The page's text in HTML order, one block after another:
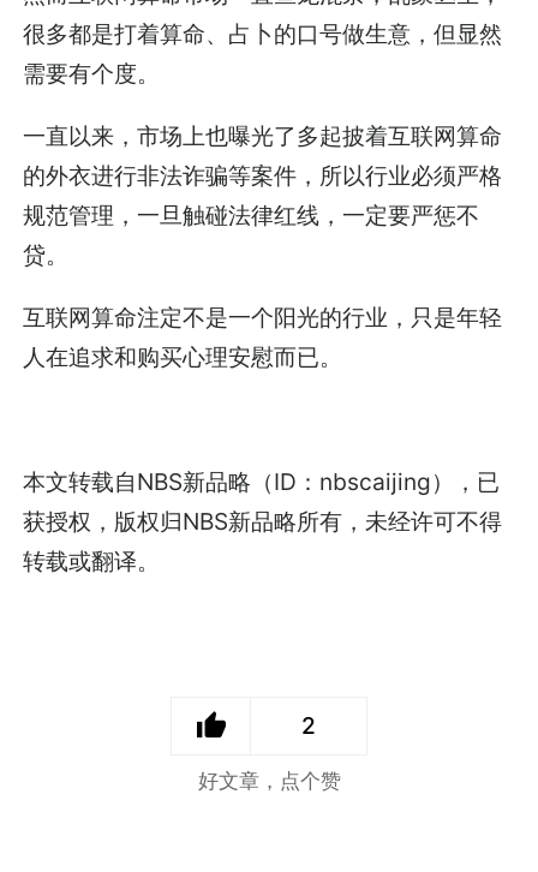
很多都是打着算命、占卜的口号做生意，但显然
需要有个度。
一直以来，市场上也曝光了多起披着互联网算命
的外衣进行非法诈骗等案件，所以行业必须严格
规范管理，一旦触碰法律红线，一定要严惩不
贷。
互联网算命注定不是一个阳光的行业，只是年轻
人在追求和购买心理安慰而已。
本文转载自NBS新品略（ID：nbscaijing），已
获授权，版权归NBS新品略所有，未经许可不得
转载或翻译。
2
好文章，点个赞